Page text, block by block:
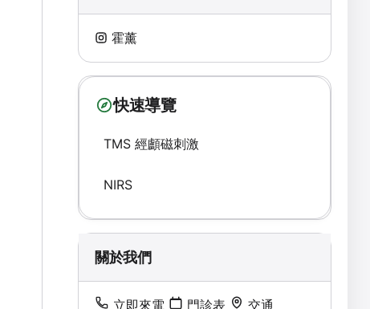
霍薰
快速導覽
TMS 經顱磁刺激
NIRS
關於我們
立即來電 門診表 交通